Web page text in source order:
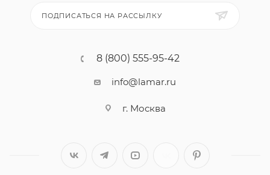
ПОДПИСАТЬСЯ НА РАССЫЛКУ
8 (800) 555-95-42
info@lamar.ru
г. Москва